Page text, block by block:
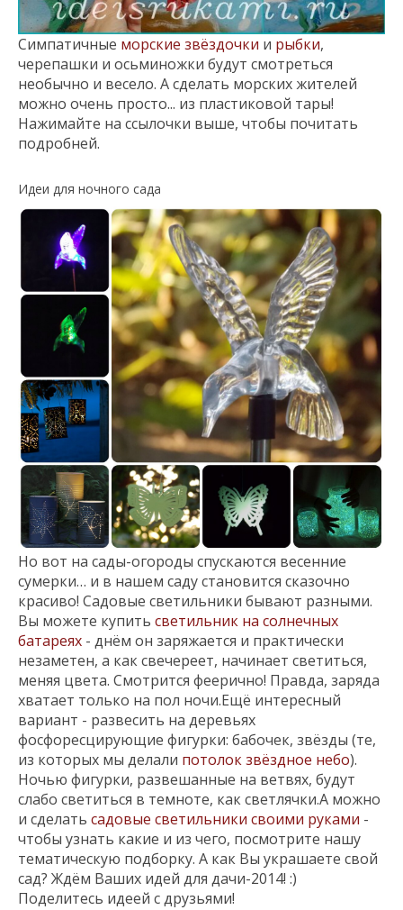
Симпатичные морские звёздочки и рыбки,
черепашки и осьминожки будут смотреться
необычно и весело. А сделать морских жителей
можно очень просто... из пластиковой тары!
Нажимайте на ссылочки выше, чтобы почитать
подробней.
Идеи для ночного сада
Но вот на сады-огороды спускаются весенние
сумерки… и в нашем саду становится сказочно
красиво! Садовые светильники бывают разными.
Вы можете купить светильник на солнечных
батареях - днём он заряжается и практически
незаметен, а как свечереет, начинает светиться,
меняя цвета. Смотрится феерично! Правда, заряда
хватает только на пол ночи.Ещё интересный
вариант - развесить на деревьях
фосфоресцирующие фигурки: бабочек, звёзды (те,
из которых мы делали потолок звёздное небо).
Ночью фигурки, развешанные на ветвях, будут
слабо светиться в темноте, как светлячки.А можно
и сделать садовые светильники своими руками -
чтобы узнать какие и из чего, посмотрите нашу
тематическую подборку. А как Вы украшаете свой
сад? Ждём Ваших идей для дачи-2014! :)
Поделитесь идеей с друзьями!